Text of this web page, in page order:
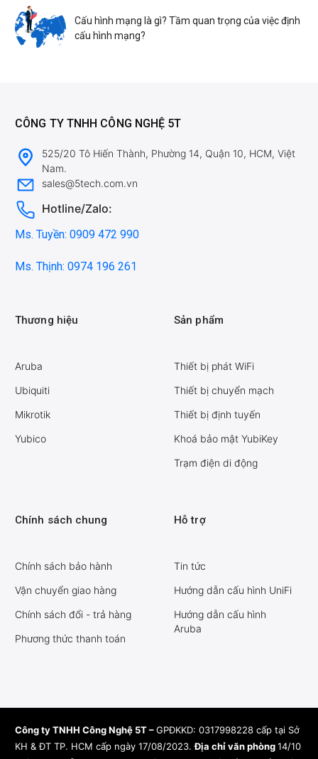
Cấu hình mạng là gì? Tầm quan trọng của việc định
cấu hình mạng?
CÔNG TY TNHH CÔNG NGHỆ 5T
525/20 Tô Hiến Thành, Phường 14, Quận 10, HCM, Việt
Nam.
sales@5tech.com.vn
Hotline/Zalo:
Ms. Tuyền: 0909 472 990
Ms. Thịnh: 0974 196 261
Thương hiệu
Aruba
Ubiquiti
Mikrotik
Yubico
Sản phẩm
Thiết bị phát WiFi
Thiết bị chuyển mạch
Thiết bị định tuyến
Khoá bảo mật YubiKey
Trạm điện di động
Chính sách chung
Chính sách bảo hành
Vận chuyển giao hàng
Chính sách đổi - trả hàng
Phương thức thanh toán
Hỗ trợ
Tin tức
Hướng dẫn cấu hình UniFi
Hướng dẫn cấu hình
Aruba
Công ty TNHH Công Nghệ 5T –GPĐKKD: 0317998228 cấp tại Sở
KH & ĐT TP. HCM cấp ngày 17/08/2023.Địa chỉ văn phòng14/10